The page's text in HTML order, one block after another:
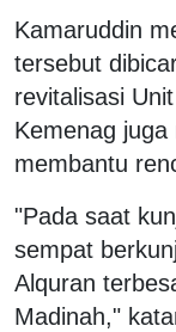
Kamaruddin
tersebut
revitalisasi
Kemenag
membantu
"Pada saat
sempat
Alquran
Madinah,"